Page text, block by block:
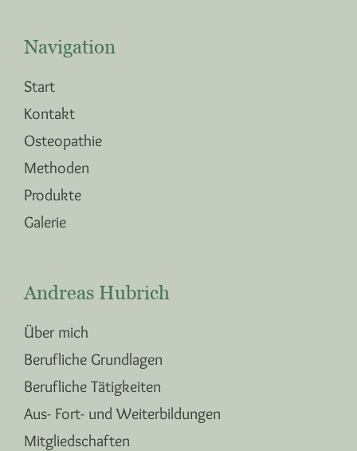
Navigation
Start
Kontakt
Osteopathie
Methoden
Produkte
Galerie
Andreas Hubrich
Über mich
Berufliche Grundlagen
Berufliche Tätigkeiten
Aus- Fort- und Weiterbildungen
Mitgliedschaften